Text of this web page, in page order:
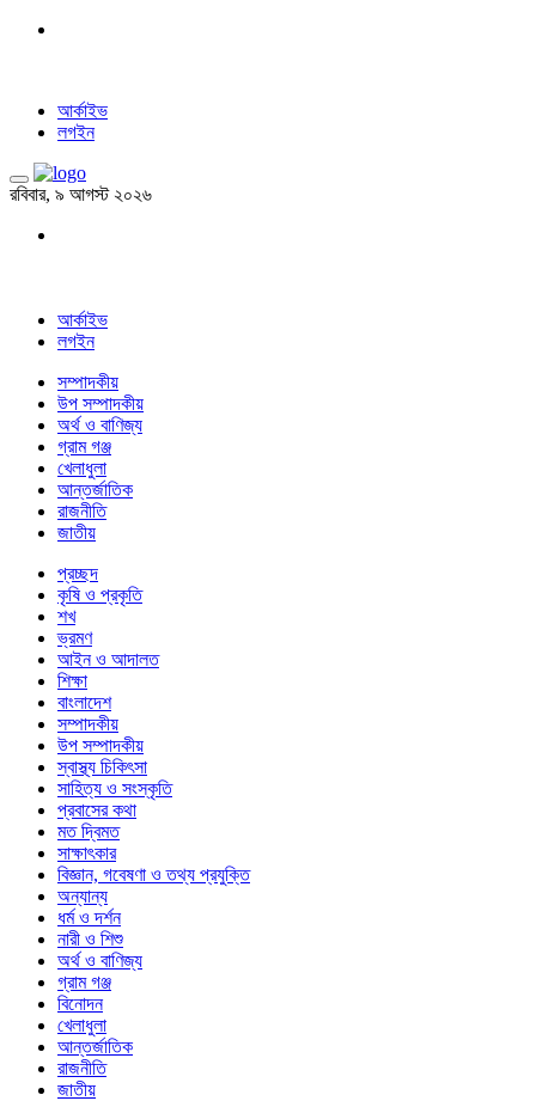
আর্কাইভ
লগইন
রবিবার, ৯ আগস্ট ২০২৬
আর্কাইভ
লগইন
সম্পাদকীয়
উপ সম্পাদকীয়
অর্থ ও বাণিজ্য
গ্রাম গঞ্জ
খেলাধুলা
আন্তর্জাতিক
রাজনীতি
জাতীয়
প্রচ্ছদ
কৃষি ও প্রকৃতি
শখ
ভ্রমণ
আইন ও আদালত
শিক্ষা
বাংলাদেশ
সম্পাদকীয়
উপ সম্পাদকীয়
স্বাস্থ্য চিকিৎসা
সাহিত্য ও সংস্কৃতি
প্রবাসের কথা
মত দ্বিমত
সাক্ষাৎকার
বিজ্ঞান, গবেষণা ও তথ্য প্রযুক্তি
অন্যান্য
ধর্ম ও দর্শন
নারী ও শিশু
অর্থ ও বাণিজ্য
গ্রাম গঞ্জ
বিনোদন
খেলাধুলা
আন্তর্জাতিক
রাজনীতি
জাতীয়